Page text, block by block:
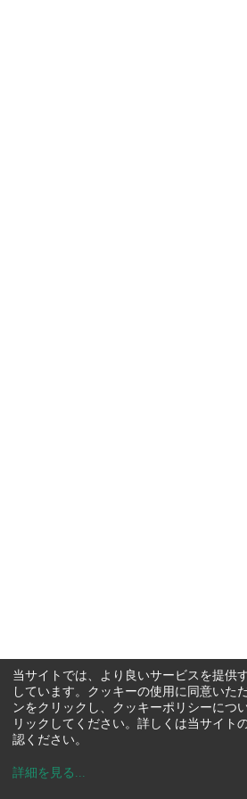
当サイトでは、より良いサービスを提供
しています。クッキーの使用に同意いた
ンをクリックし、クッキーポリシーにつ
リックしてください。詳しくは当サイト
認ください。
詳細を見る ...